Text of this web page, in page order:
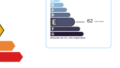
62 kg CO₂/m²/an
émissions de CO₂ très importantes